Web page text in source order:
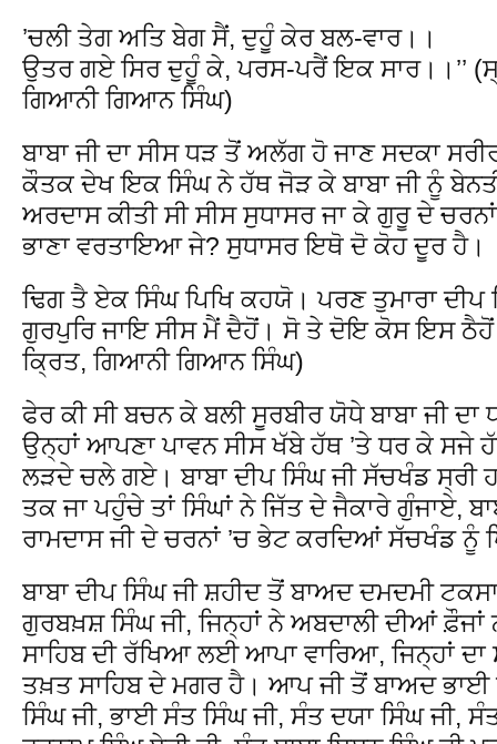
’ਚਲੀ ਤੇਗ ਅਤਿ ਬੇਗ ਸੈਂ, ਦੁਹੂੰ ਕੇਰ ਬਲ-ਵਾਰ।।
ਉਤਰ ਗਏ ਸਿਰ ਦੁਹੂੰ ਕੇ, ਪਰਸ-ਪਰੈਂ ਇਕ ਸਾਰ।।’’
ਗਿਆਨੀ ਗਿਆਨ ਸਿੰਘ)
ਬਾਬਾ ਜੀ ਦਾ ਸੀਸ ਧੜ ਤੋਂ ਅਲੱਗ ਹੋ ਜਾਣ ਸਦਕਾ
ਕੌਤਕ ਦੇਖ ਇਕ ਸਿੰਘ ਨੇ ਹੱਥ ਜੋੜ ਕੇ ਬਾਬਾ ਜੀ ਨੂੰ ਬੇਨਤੀ
ਅਰਦਾਸ ਕੀਤੀ ਸੀ ਸੀਸ ਸੁਧਾਸਰ ਜਾ ਕੇ ਗੁਰੂ ਦੇ
ਭਾਣਾ ਵਰਤਾਇਆ ਜੇ? ਸੁਧਾਸਰ ਇਥੋ ਦੋ ਕੋਹ ਦੂਰ ਹੈ।
ਢਿਗ ਤੈ ਏਕ ਸਿੰਘ ਪਿਖਿ ਕਹਯੋ। ਪਰਣ ਤੁਮਾਰਾ
ਗੁਰਪੁਰਿ ਜਾਇ ਸੀਸ ਮੈਂ ਦੈਹੋਂ। ਸੋ ਤੇ ਦੋਇ ਕੋਸ ਇਸ
ਕ੍ਰਿਤ, ਗਿਆਨੀ ਗਿਆਨ ਸਿੰਘ)
ਫੇਰ ਕੀ ਸੀ ਬਚਨ ਕੇ ਬਲੀ ਸੂਰਬੀਰ ਯੋਧੇ ਬਾਬਾ ਜੀ
ਉਨ੍ਹਾਂ ਆਪਣਾ ਪਾਵਨ ਸੀਸ ਖੱਬੇ ਹੱਥ ’ਤੇ ਧਰ ਕੇ ਸਜੇ
ਲੜਦੇ ਚਲੇ ਗਏ। ਬਾਬਾ ਦੀਪ ਸਿੰਘ ਜੀ ਸੱਚਖੰਡ ਸ੍ਰੀ
ਤਕ ਜਾ ਪਹੁੰਚੇ ਤਾਂ ਸਿੰਘਾਂ ਨੇ ਜਿੱਤ ਦੇ ਜੈਕਾਰੇ ਗੁੰਜਾਏ,
ਰਾਮਦਾਸ ਜੀ ਦੇ ਚਰਨਾਂ ’ਚ ਭੇਟ ਕਰਦਿਆਂ ਸੱਚਖੰਡ ਨੂੰ
ਬਾਬਾ ਦੀਪ ਸਿੰਘ ਜੀ ਸ਼ਹੀਦ ਤੋਂ ਬਾਅਦ ਦਮਦਮੀ
ਗੁਰਬਖ਼ਸ਼ ਸਿੰਘ ਜੀ, ਜਿਨ੍ਹਾਂ ਨੇ ਅਬਦਾਲੀ ਦੀਆਂ
ਸਾਹਿਬ ਦੀ ਰੱਖਿਆ ਲਈ ਆਪਾ ਵਾਰਿਆ, ਜਿਨ੍ਹਾਂ
ਤਖ਼ਤ ਸਾਹਿਬ ਦੇ ਮਗਰ ਹੈ। ਆਪ ਜੀ ਤੋਂ ਬਾਅਦ ਭਾਈ
ਸਿੰਘ ਜੀ, ਭਾਈ ਸੰਤ ਸਿੰਘ ਜੀ, ਸੰਤ ਦਯਾ ਸਿੰਘ ਜੀ,